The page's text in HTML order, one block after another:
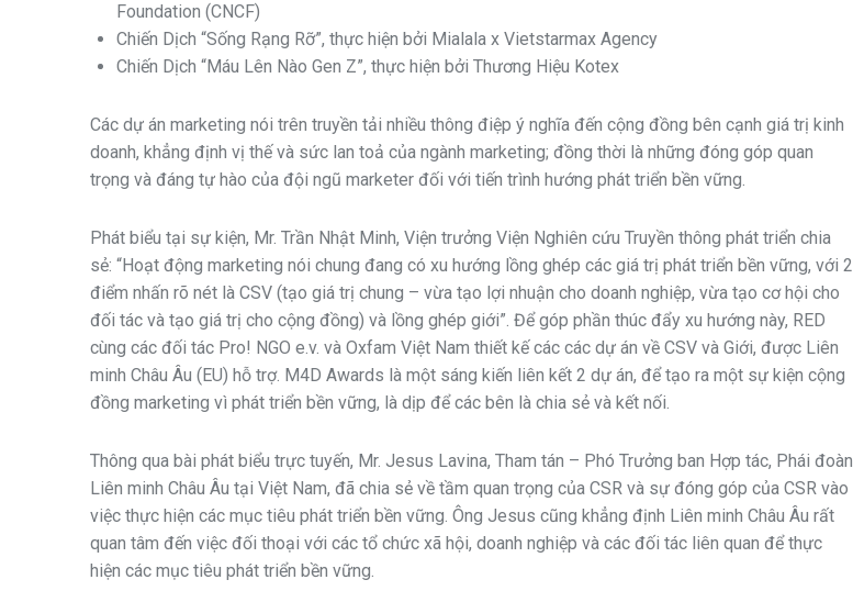
Foundation (CNCF)
Chiến Dịch “Sống Rạng Rỡ”, thực hiện bởi Mialala x Vietstarmax Agency
Chiến Dịch “Máu Lên Nào Gen Z”, thực hiện bởi Thương Hiệu Kotex
Các dự án marketing nói trên truyền tải nhiều thông điệp ý nghĩa đến cộng đồng bên cạnh giá trị kinh
doanh, khẳng định vị thế và sức lan toả của ngành marketing; đồng thời là những đóng góp quan
trọng và đáng tự hào của đội ngũ marketer đối với tiến trình hướng phát triển bền vững.
Phát biểu tại sự kiện, Mr. Trần Nhật Minh, Viện trưởng Viện Nghiên cứu Truyền thông phát triển chia
sẻ: “Hoạt động marketing nói chung đang có xu hướng lồng ghép các giá trị phát triển bền vững, với 2
điểm nhấn rõ nét là CSV (tạo giá trị chung – vừa tạo lợi nhuận cho doanh nghiệp, vừa tạo cơ hội cho
đối tác và tạo giá trị cho cộng đồng) và lồng ghép giới”. Để góp phần thúc đẩy xu hướng này, RED
cùng các đối tác Pro! NGO e.v. và Oxfam Việt Nam thiết kế các các dự án về CSV và Giới, được Liên
minh Châu Âu (EU) hỗ trợ. M4D Awards là một sáng kiến liên kết 2 dự án, để tạo ra một sự kiện cộng
đồng marketing vì phát triển bền vững, là dịp để các bên là chia sẻ và kết nối.
Thông qua bài phát biểu trực tuyến, Mr. Jesus Lavina, Tham tán – Phó Trưởng ban Hợp tác, Phái đoàn
Liên minh Châu Âu tại Việt Nam, đã chia sẻ về tầm quan trọng của CSR và sự đóng góp của CSR vào
việc thực hiện các mục tiêu phát triển bền vững. Ông Jesus cũng khẳng định Liên minh Châu Âu rất
quan tâm đến việc đối thoại với các tổ chức xã hội, doanh nghiệp và các đối tác liên quan để thực
hiện các mục tiêu phát triển bền vững.